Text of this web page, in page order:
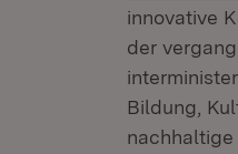
innovative
der
Bildung,